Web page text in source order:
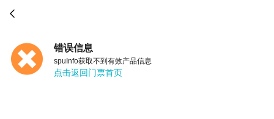

错误信息
spuInfo获取不到有效产品信息
点击返回门票首页